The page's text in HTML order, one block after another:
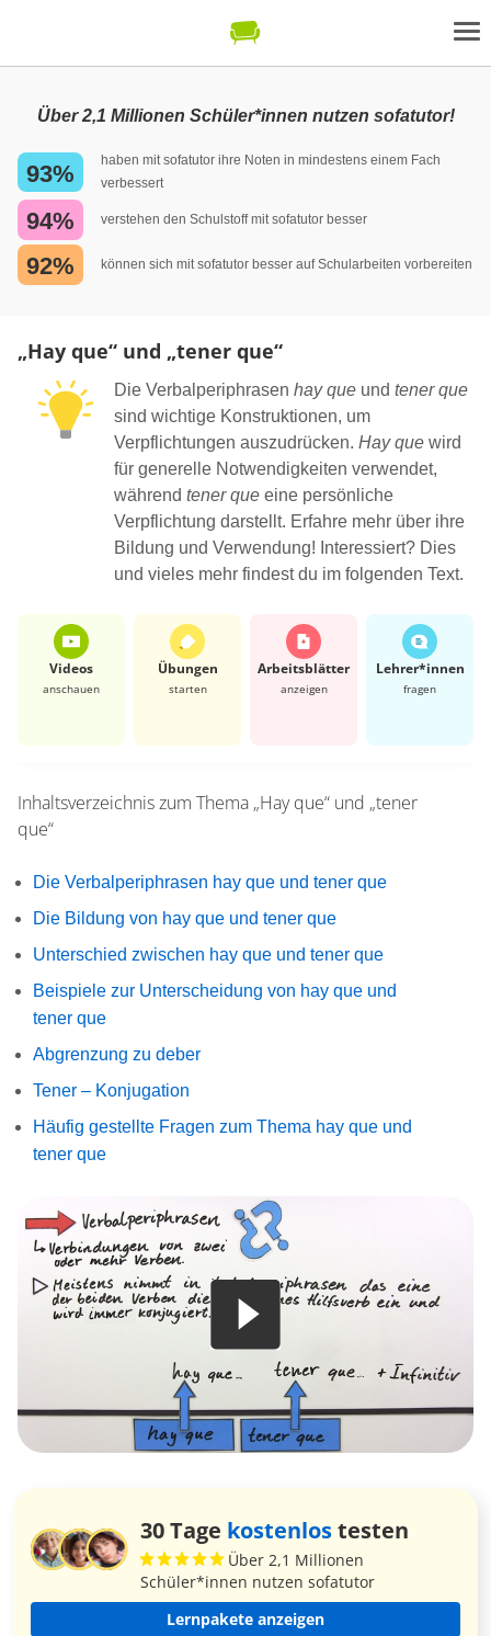
Über 2,1 Millionen Schüler*innen nutzen sofatutor!
93%
haben mit sofatutor ihre Noten in mindestens einem Fach
verbessert
94% verstehen den Schulstoff mit sofatutor besser
92% können sich mit sofatutor besser auf Schularbeiten vorbereiten
„Hay que“ und „tener que“
Die Verbalperiphrasen hay que und tener que
sind wichtige Konstruktionen, um
Verpflichtungen auszudrücken. Hay que wird
für generelle Notwendigkeiten verwendet,
während tener que eine persönliche
Verpflichtung darstellt. Erfahre mehr über ihre
Bildung und Verwendung! Interessiert? Dies
und vieles mehr findest du im folgenden Text.
Videos
anschauen
Übungen
starten
Arbeits­blätter
anzeigen
Lehrer*​innen
fragen
Inhaltsverzeichnis zum Thema „Hay que“ und „tener
que“
Die Verbalperiphrasen hay que und tener que
Die Bildung von hay que und tener que
Unterschied zwischen hay que und tener que
Beispiele zur Unterscheidung von hay que und
tener que
Abgrenzung zu deber
Tener – Konjugation
Häufig gestellte Fragen zum Thema hay que und
tener que
30 Tage kostenlostesten
Über 2,1 Millionen
Schüler*innen nutzen sofatutor
Lernpakete anzeigen